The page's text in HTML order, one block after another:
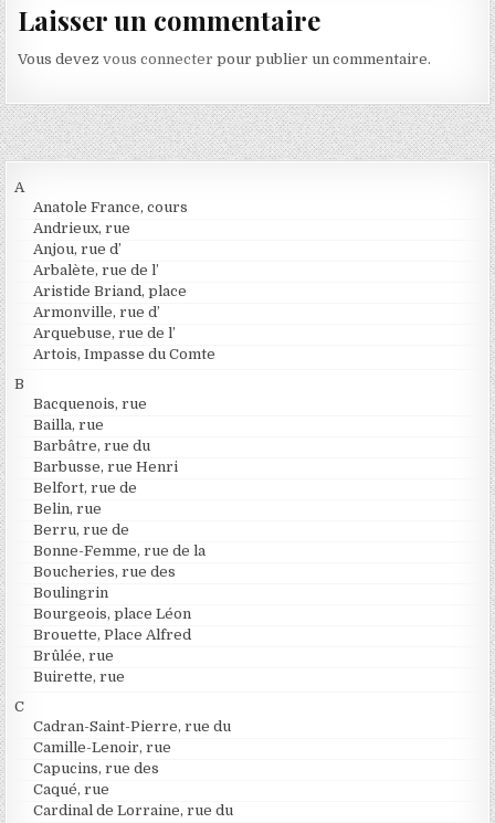
Laisser un commentaire
Vous devezvous connecter pour publier un commentaire.
A
Anatole France, cours
Andrieux, rue
Anjou, rue d’
Arbalète, rue de l’
Aristide Briand, place
Armonville, rue d’
Arquebuse, rue de l’
Artois, Impasse du Comte
B
Bacquenois, rue
Bailla, rue
Barbâtre, rue du
Barbusse, rue Henri
Belfort, rue de
Belin, rue
Berru, rue de
Bonne-Femme, rue de la
Boucheries, rue des
Boulingrin
Bourgeois, place Léon
Brouette, Place Alfred
Brûlée, rue
Buirette, rue
C
Cadran-Saint-Pierre, rue du
Camille-Lenoir, rue
Capucins, rue des
Caqué, rue
Cardinal de Lorraine, rue du